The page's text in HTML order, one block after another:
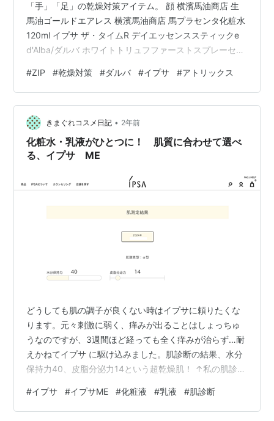
「手」「足」の乾燥対策アイテム。 顔 横濱馬油商店 生
馬油ゴールドエアレス 横濱馬油商店 馬プラセンタ化粧水
120ml イプサ ザ・タイムR デイエッセンススティックe
d'Alba/ダルバ ホワイトトリュフファーストスプレーセラ
ビューティーチャージ オリジナルハンドオイル(セサミオ
イル＋アロマ) 生活の木 セサミオイル 足 MADFORCOS
シルキーココナッツオイルフットマスク 番組で紹介され
た馬油 うるおい美人 馬油石鹸 ジュンコスメティック 薬
用 馬油乳液 熊野油…
#ZIP #乾燥対策 #ダルバ #イプサ #アトリックス
きまぐれコスメ日記 • 2年前
化粧水・乳液がひとつに！ 肌質に合わせて選べ
る、イプサ ME
どうしても肌の調子が良くない時はイプサに頼りたくな
ります。元々刺激に弱く、痒みが出ることはしょっちゅ
うなのですが、3週間ほど経っても全く痒みが治らず…耐
えかねてイプサ に駆け込みました。肌診断の結果、水分
保持力40、皮脂分泌力14という超乾燥肌！ ↑私の肌診断
100に近ければ近いほど良いらしい。 過去最高に肌調子
の悪い時に行ったのもあるけど、ヤバすぎる…！笑 この
#イプサ #イプサME #化粧液 #乳液 #肌診断